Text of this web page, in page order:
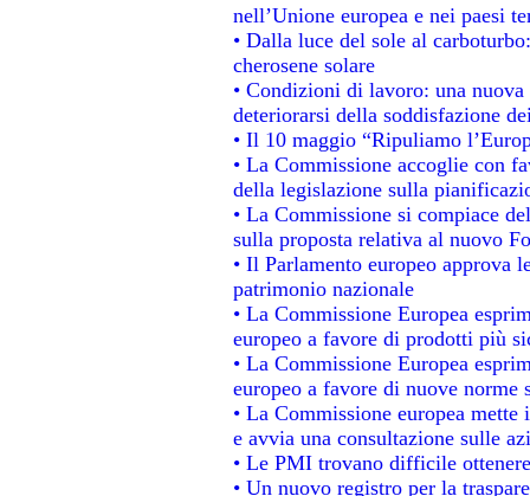
nell’Unione europea e nei paesi
• Dalla luce del sole al
cherosene solare
• Condizioni di lavoro: una
deteriorarsi della soddisfazione
• Il 10 maggio “Ripuliamo
• La Commissione accoglie con
della legislazione sulla
• La Commissione si compiace
sulla proposta relativa al nuovo
• Il Parlamento europeo approva
patrimonio nazionale
• La Commissione Europea
europeo a favore di prodotti più
• La Commissione Europea
europeo a favore di nuove norme
• La Commissione europea
e avvia una consultazione sulle
• Le PMI trovano difficile
• Un nuovo registro per la